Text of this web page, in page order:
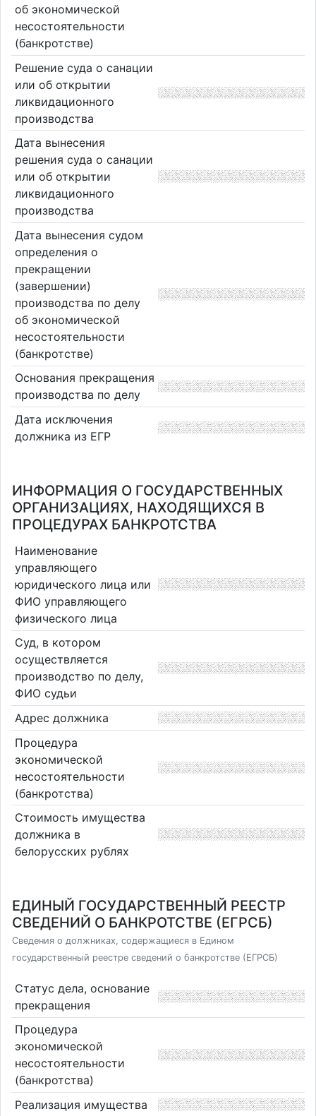
об экономической
несостоятельности
(банкротстве)
Решение суда о санации
или об открытии
ликвидационного
производства
Дата вынесения
решения суда о санации
или об открытии
ликвидационного
производства
Дата вынесения судом
определения о
прекращении
(завершении)
производства по делу
об экономической
несостоятельности
(банкротстве)
Основания прекращения
производства по делу
Дата исключения
должника из ЕГР
ИНФОРМАЦИЯ О ГОСУДАРСТВЕННЫХ
ОРГАНИЗАЦИЯХ, НАХОДЯЩИХСЯ В
ПРОЦЕДУРАХ БАНКРОТСТВА
Наименование
управляющего
юридического лица или
ФИО управляющего
физического лица
Суд, в котором
осуществляется
производство по делу,
ФИО судьи
Адрес должника
Процедура
экономической
несостоятельности
(банкротства)
Стоимость имущества
должника в
белорусских рублях
ЕДИНЫЙ ГОСУДАРСТВЕННЫЙ РЕЕСТР
СВЕДЕНИЙ О БАНКРОТСТВЕ (ЕГРСБ)
Сведения о должниках, содержащиеся в Едином
государственный реестре сведений о банкротстве (ЕГРСБ)
Статус дела, основание
прекращения
Процедура
экономической
несостоятельности
(банкротства)
Реализация имущества